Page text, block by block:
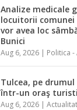
Analize medicale
locuitorii comunei
vor avea loc
Bunici
Aug 6, 2026 | Politica
Tulcea, pe
într-un oraş
Aug 6, 2026 |